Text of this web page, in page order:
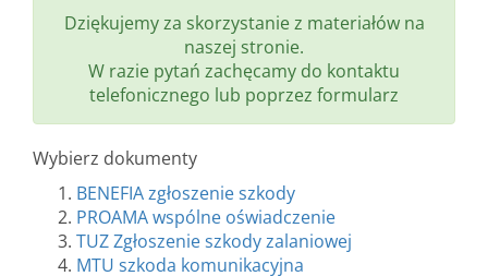
Dziękujemy za skorzystanie z materiałów na
naszej stronie.
W razie pytań zachęcamy do kontaktu
telefonicznego lub poprzez formularz
Wybierz dokumenty
BENEFIA zgłoszenie szkody
PROAMA wspólne oświadczenie
TUZ Zgłoszenie szkody zalaniowej
MTU szkoda komunikacyjna